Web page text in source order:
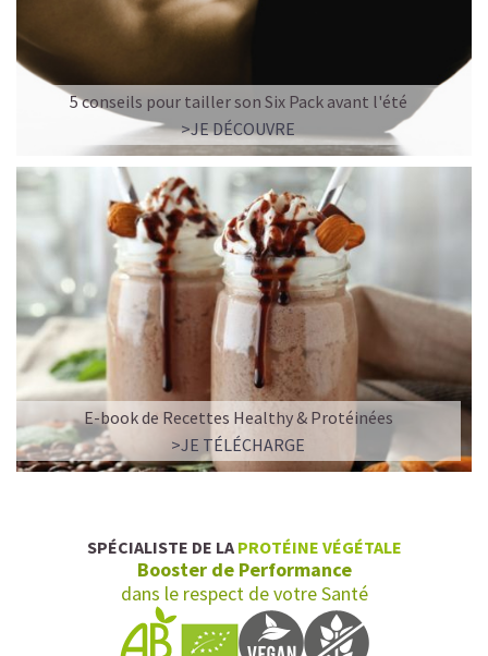
5 conseils pour tailler son Six Pack avant l'été
>JE DÉCOUVRE
E-book de Recettes Healthy & Protéinées
>JE TÉLÉCHARGE
SPÉCIALISTE DE LA PROTÉINE VÉGÉTALE
Booster de Performance
dans le respect de votre Santé